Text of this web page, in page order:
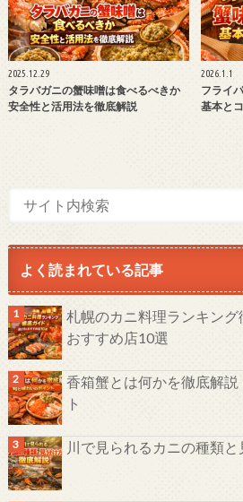
2025.12.29
タラバガニの蟹味噌は食べるべきか
安全性と活用法を徹底解説
2026.1.1
フライ
基本と
よく読まれている記事
札幌のカニ料理ランキン
おすすめ店10選
香箱蟹とは何かを徹底解
ト
川で見られるカニの種類